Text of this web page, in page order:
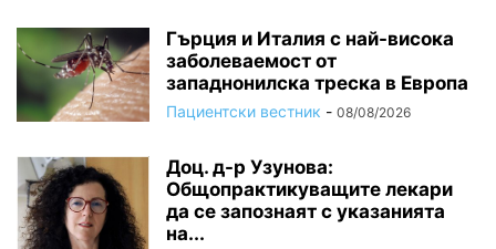
Гърция и Италия с най-висока
заболеваемост от
западнонилска треска в Европа
Пациентски вестник - 08/08/2026
Доц. д-р Узунова:
Общопрактикуващите лекари
да се запознаят с указанията
на...